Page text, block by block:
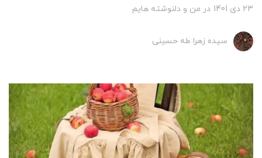
23 دی 1401 در من و دلنوشته هایم
سیده زهرا طه حسینی